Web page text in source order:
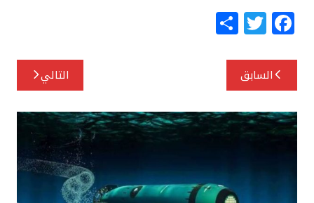
F
a
c
e
b
o
o
k
T
w
itt
e
r
S
h
تصفّح
المقالات
السابق التالي